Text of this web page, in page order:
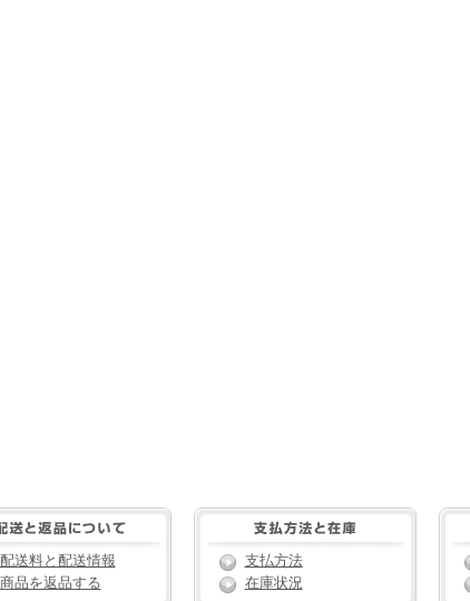
配送料と配送情報
商品を返品する
支払方法
在庫状況